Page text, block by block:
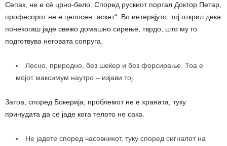
Сепак, не е сè црно-бело. Според рускиот портал Доктор Петар,
професорот не е целосен „аскет“. Во интервјуто, тој открил дека
понекогаш јаде свежо домашно сирење, тврдо, што му го
подготвува неговата сопруга.
Лесно, природно, без шеќер и без форсирање. Тоа е
мојот максимум наутро – изјави тој.
Затоа, според Бокерија, проблемот не е храната, туку
принудата да се јаде кога телото не сака.
Не јадете според часовникот, туку според сигналот на